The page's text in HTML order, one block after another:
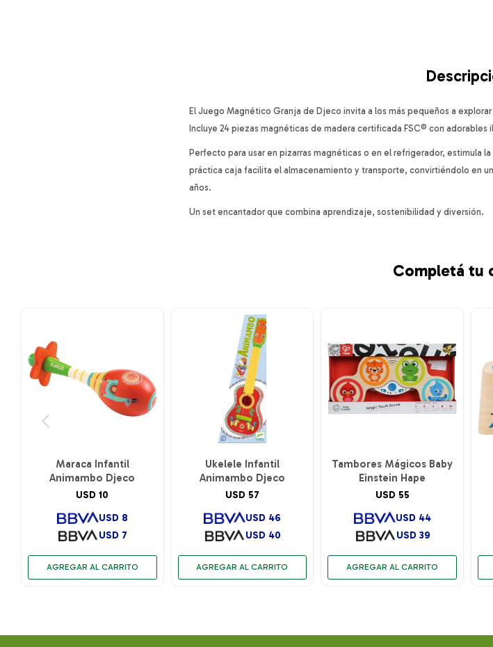
El Juego Magnético Granja de Djeco invita a los más pequeños a
Incluye 24 piezas magnéticas de madera certificada FSC® con
Perfecto para usar en pizarras magnéticas o en el refrigerador, estimula
práctica caja facilita el almacenamiento y transporte, convirtiéndolo en
años.
Un set encantador que combina aprendizaje, sostenibilidad y diversión.
Completá tu
Maraca Infantil
Animambo Djeco
USD 10
USD 7
USD 8
Ukelele Infantil
Animambo Djeco
USD 57
USD 40
USD 46
Tambores Mágicos Baby
Einstein Hape
USD 55
USD 39
USD 44